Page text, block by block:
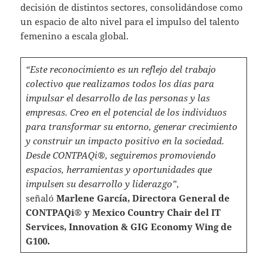
decisión de distintos sectores, consolidándose como
un espacio de alto nivel para el impulso del talento
femenino a escala global.
“Este reconocimiento es un reflejo del trabajo
colectivo que realizamos todos los días para
impulsar el desarrollo de las personas y las
empresas. Creo en el potencial de los individuos
para transformar su entorno, generar crecimiento
y construir un impacto positivo en la sociedad.
Desde CONTPAQi®, seguiremos promoviendo
espacios, herramientas y oportunidades que
impulsen su desarrollo y liderazgo”,
señaló Marlene García, Directora General de
CONTPAQi® y Mexico Country Chair del IT
Services, Innovation & GIG Economy Wing de
G100.